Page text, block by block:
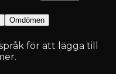
Omdömen
för att lägga till